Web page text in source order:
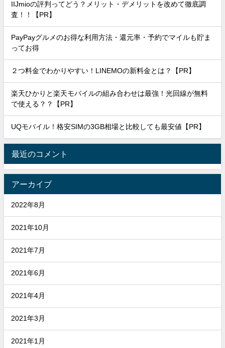
IIJmioの評判ってどう？メリット・デメリットを改めて徹底調
査！！【PR】
PayPayグルメのお得な利用方法・還元率・予約でマイルも貯ま
ってお得
２つ料金でわかりやすい！LINEMOの新料金とは？【PR】
楽天ひかりと楽天モバイルの組み合わせは最強！光回線が無料
で使える？？【PR】
UQモバイル！格安SIMの3GB相場と比較しても最安値【PR】
最近のコメント
アーカイブ
2022年8月
2021年10月
2021年7月
2021年6月
2021年4月
2021年3月
2021年1月